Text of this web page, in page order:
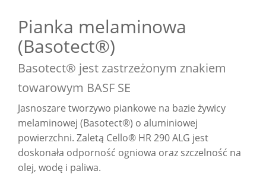
Pianka melaminowa
(Basotect®)
Basotect® jest zastrzeżonym znakiem
towarowym BASF SE
Jasnoszare tworzywo piankowe na bazie żywicy
melaminowej (Basotect®) o aluminiowej
powierzchni. Zaletą Cello® HR 290 ALG jest
doskonała odporność ogniowa oraz szczelność na
olej, wodę i paliwa.